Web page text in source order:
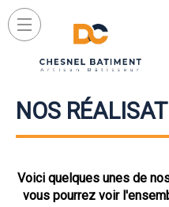
NOS
Voici quelques unes de
vous pourrez voir